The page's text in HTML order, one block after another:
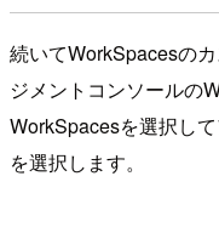
続いてWorkSpacesの
ジメントコンソールの
WorkSpacesを選択し
を選択します。